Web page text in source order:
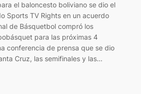
el baloncesto boliviano se dio el
Sports TV Rights en un acuerdo
de Básquetbol compró los
para las próximas 4
conferencia de prensa que se dio
Cruz, las semifinales y las…